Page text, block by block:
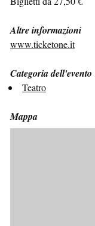
Altre informazioni
www.ticketone.it
Categoria dell'evento
Teatro
Mappa